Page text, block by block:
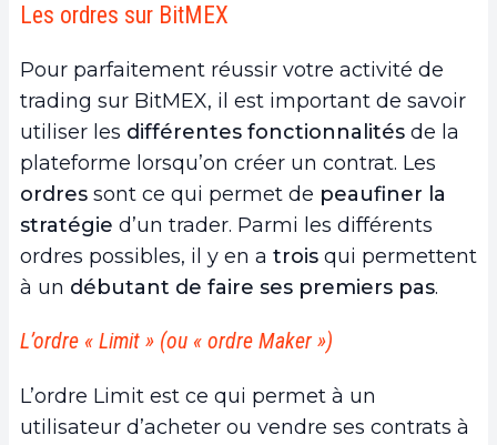
Les ordres sur BitMEX
Pour parfaitement réussir votre activité de
trading sur BitMEX, il est important de savoir
utiliser les différentes fonctionnalités de la
plateforme lorsqu’on créer un contrat. Les
ordres sont ce qui permet de peaufiner la
stratégie d’un trader. Parmi les différents
ordres possibles, il y en a trois qui permettent
à un débutant de faire ses premiers pas.
L’ordre « Limit » (ou « ordre Maker »)
L’ordre Limit est ce qui permet à un
utilisateur d’acheter ou vendre ses contrats à